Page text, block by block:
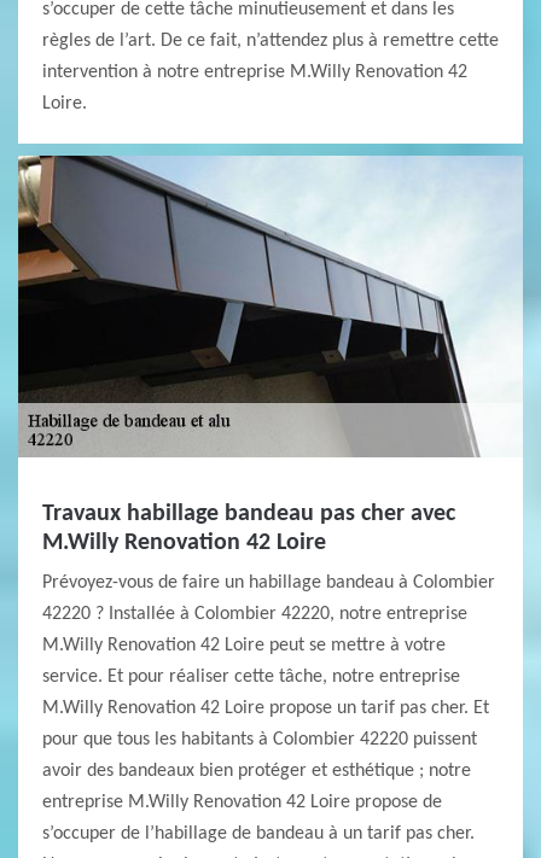
s’occuper de cette tâche minutieusement et dans les
règles de l’art. De ce fait, n’attendez plus à remettre cette
intervention à notre entreprise M.Willy Renovation 42
Loire.
Travaux habillage bandeau pas cher avec
M.Willy Renovation 42 Loire
Prévoyez-vous de faire un habillage bandeau à Colombier
42220 ? Installée à Colombier 42220, notre entreprise
M.Willy Renovation 42 Loire peut se mettre à votre
service. Et pour réaliser cette tâche, notre entreprise
M.Willy Renovation 42 Loire propose un tarif pas cher. Et
pour que tous les habitants à Colombier 42220 puissent
avoir des bandeaux bien protéger et esthétique ; notre
entreprise M.Willy Renovation 42 Loire propose de
s’occuper de l’habillage de bandeau à un tarif pas cher.